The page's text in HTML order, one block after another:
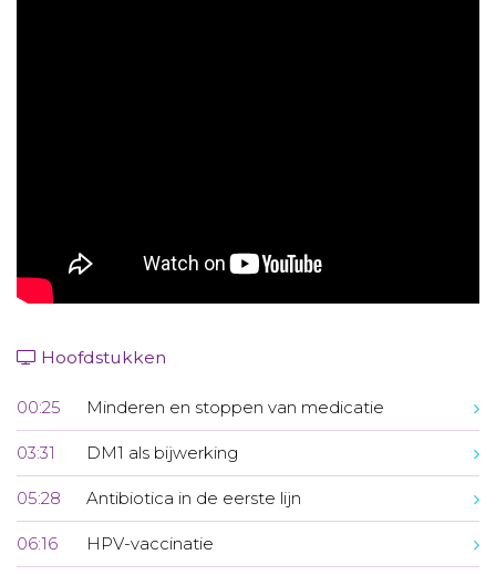
Hoofdstukken
00:25 Minderen en stoppen van medicatie
03:31 DM1 als bijwerking
05:28 Antibiotica in de eerste lijn
06:16 HPV-vaccinatie